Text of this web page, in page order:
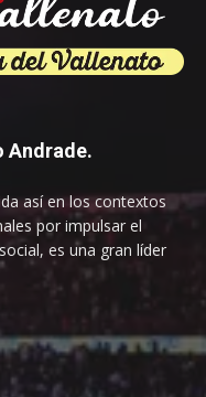
Andrade.
así en los contextos
por impulsar el
es una gran líder